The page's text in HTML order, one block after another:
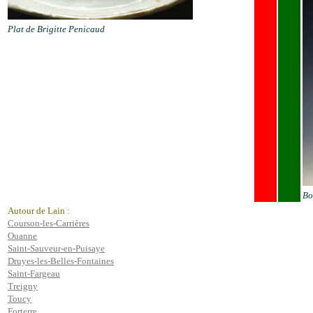
Plat de Brigitte Penicaud
Autour de Lain :
Courson-les-Carrières
Ouanne
Saint-Sauveur-en-Puisaye
Druyes-les-Belles-Fontaines
Saint-Fargeau
Treigny
Toucy